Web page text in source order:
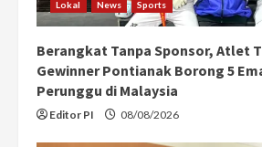
Lokal News Sports
Berangkat Tanpa Sponsor, Atlet
Gewinner Pontianak Borong 5
Perunggu di Malaysia
Editor PI 08/08/2026